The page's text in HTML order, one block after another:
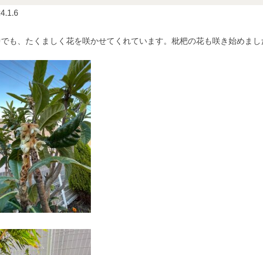
も、たくましく花を咲かせてくれています。枇杷の花も咲き始めまし